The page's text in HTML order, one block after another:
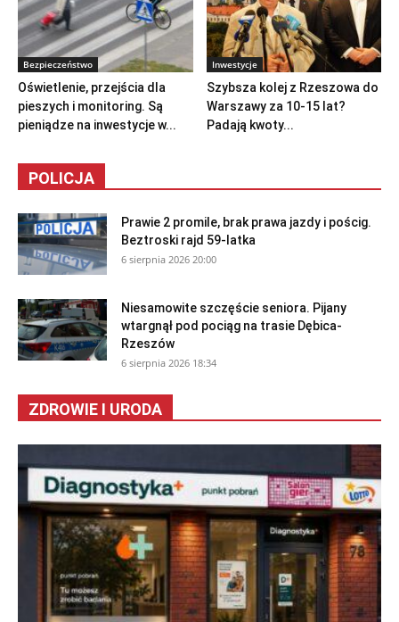
Bezpieczeństwo
Oświetlenie, przejścia dla
pieszych i monitoring. Są
pieniądze na inwestycje w...
Inwestycje
Szybsza kolej z Rzeszowa do
Warszawy za 10-15 lat?
Padają kwoty...
POLICJA
Prawie 2 promile, brak prawa jazdy i pościg.
Beztroski rajd 59-latka
6 sierpnia 2026 20:00
Niesamowite szczęście seniora. Pijany
wtargnął pod pociąg na trasie Dębica-
Rzeszów
6 sierpnia 2026 18:34
ZDROWIE I URODA